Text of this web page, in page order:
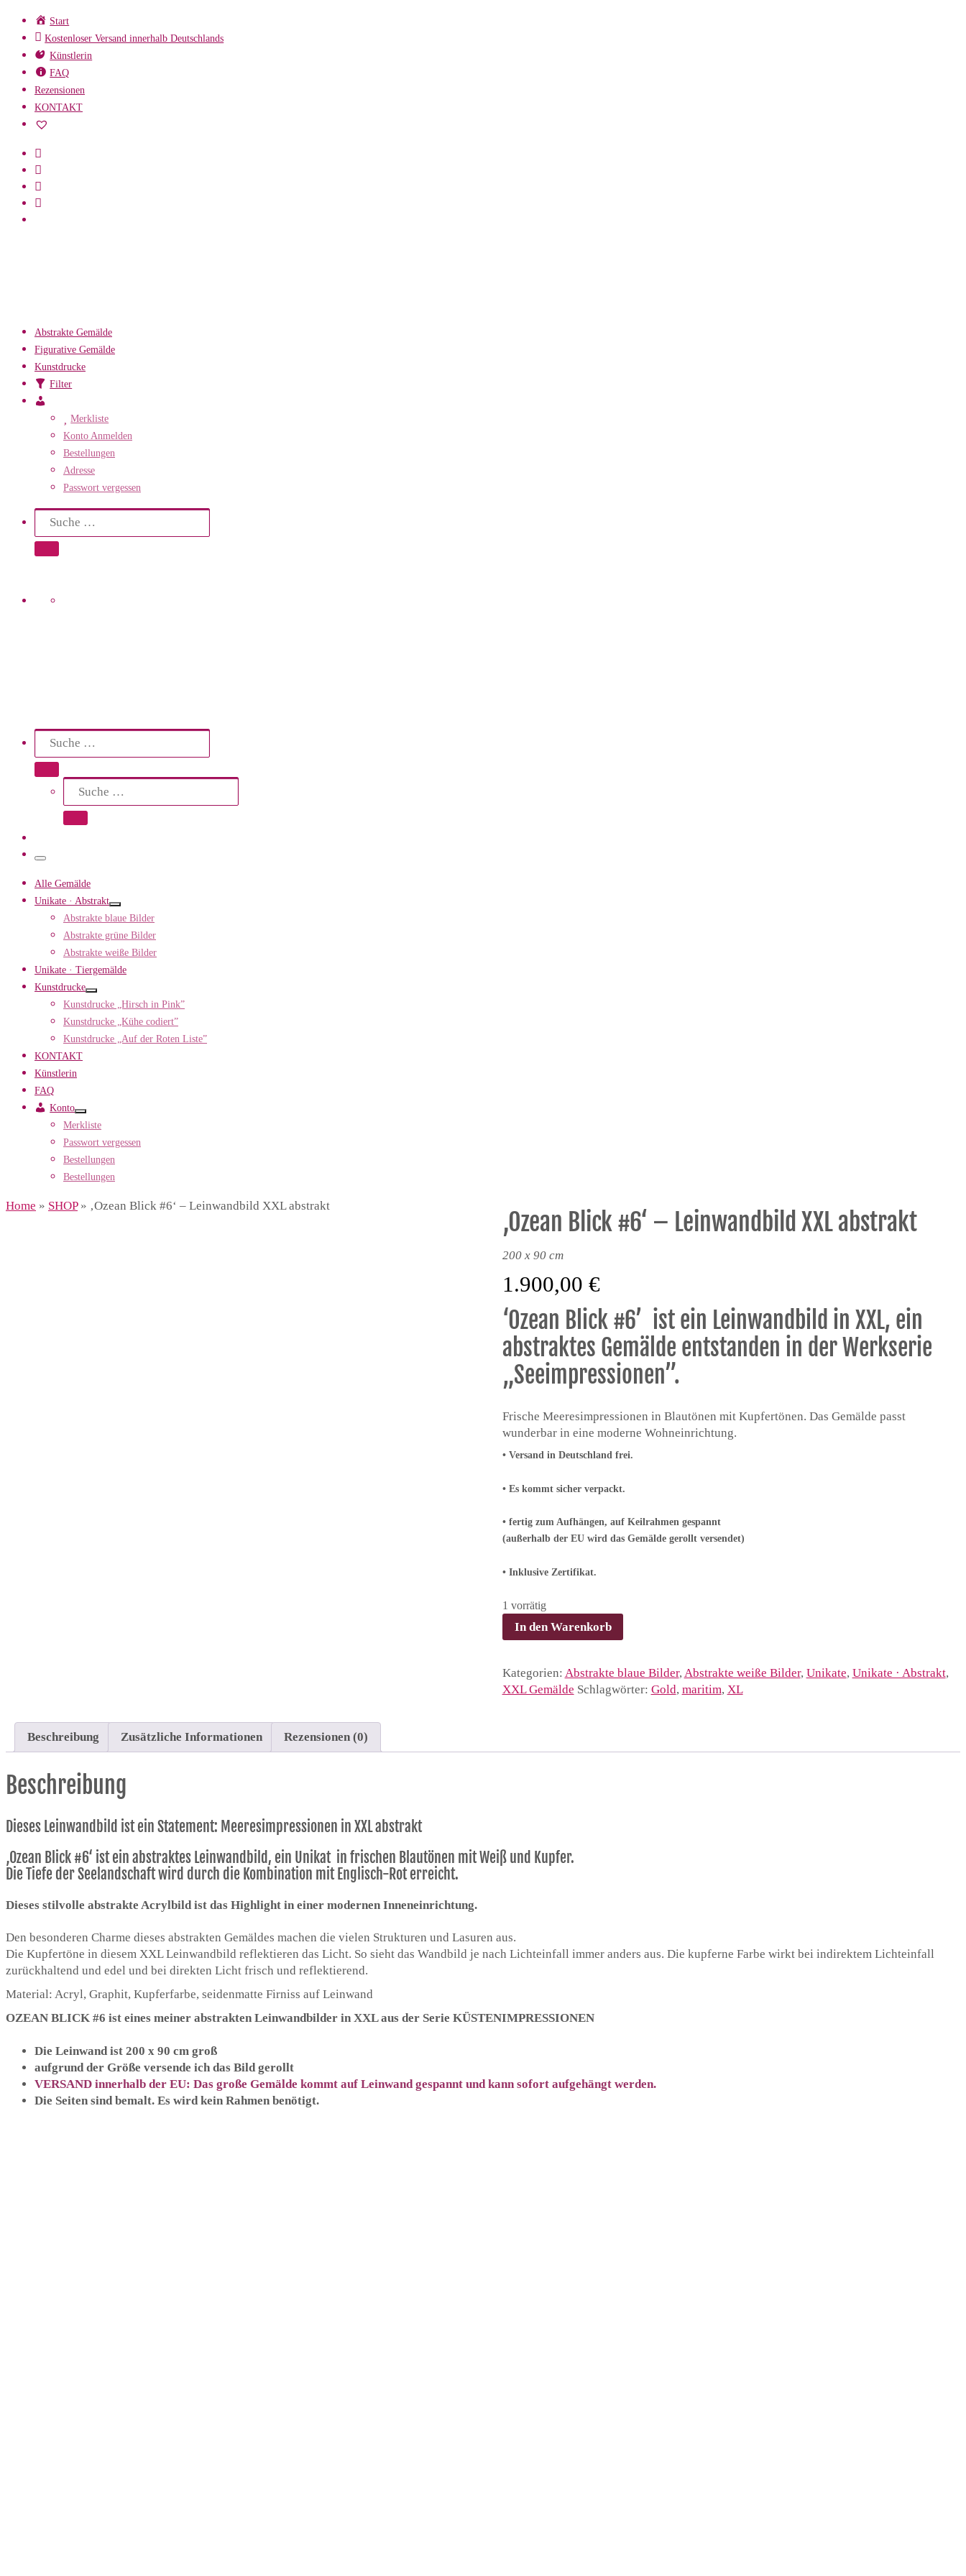
Zum
Inhalt
springen
Start
Kostenloser Versand innerhalb Deutschlands
Künstlerin
FAQ
Rezensionen
KONTAKT
Abstrakte Gemälde
Figurative Gemälde
Kunstdrucke
Filter
KontoMerkliste
Konto Anmelden
Bestellungen
Adresse
Passwort vergessen
Search
Suche
Suche …
Search
Suche
Suche …
Suche
Suche …
Menü
Alle Gemälde
Unikate · Abstrakt
Abstrakte blaue Bilder
Abstrakte grüne Bilder
Abstrakte weiße Bilder
Unikate · Tiergemälde
Kunstdrucke
Kunstdrucke „Hirsch in Pink”
Kunstdrucke „Kühe codiert”
Kunstdrucke „Auf der Roten Liste”
KONTAKT
Künstlerin
FAQ
Konto
Merkliste
Passwort vergessen
Bestellungen
Bestellungen
Home » SHOP» ‚Ozean Blick #6‘ – Leinwandbild XXL abstrakt
‚Ozean Blick #6‘ – Leinwandbild XXL abstrakt
200 x 90 cm
1.900,00 €
‘Ozean Blick #6’ ist ein Leinwandbild in XXL, ein
abstraktes Gemälde entstanden in der Werkserie
„Seeimpressionen”.
Frische Meeresimpressionen in Blautönen mit Kupfertönen. Das Gemälde passt
wunderbar in eine moderne Wohneinrichtung.
•Versand in Deutschland frei.
• Es kommt sicher verpackt.
• fertig zum Aufhängen, auf Keilrahmen gespannt
(außerhalb der EU wird das Gemälde gerollt versendet)
• Inklusive Zertifikat.
1 vorrätig
'Ozean
Blick
-
Leinwandbild
In den Warenkorb
Kategorien: Abstrakte blaue Bilder, Abstrakte weiße Bilder, Unikate, Unikate · Abstrakt,
XXL Gemälde Schlagwörter: Gold, maritim, XL
Beschreibung Zusätzliche Informationen Rezensionen (0)
Beschreibung
Dieses Leinwandbild ist ein Statement: Meeresimpressionen in XXL abstrakt
‚Ozean Blick #6‘ ist ein abstraktes Leinwandbild, ein Unikat in frischen Blautönen mit Weiß und Kupfer.
Die Tiefe der Seelandschaft wird durch die Kombination mit Englisch-Rot erreicht.
Dieses stilvolle abstrakte Acrylbild ist das Highlight in einer modernen Inneneinrichtung.
Den besonderen Charme dieses abstrakten Gemäldes machen die vielen Strukturen und Lasuren aus.
Die Kupfertöne in diesem XXL Leinwandbild reflektieren das Licht. So sieht das Wandbild je nach Lichteinfall immer anders aus. Die kupferne Farbe wirkt bei indirektem Lichteinfall
zurückhaltend und edel und bei direkten Licht frisch und reflektierend.
Material: Acryl, Graphit, Kupferfarbe, seidenmatte Firniss auf Leinwand
OZEAN BLICK #6 ist eines meiner abstrakten Leinwandbilder in XXL aus der Serie KÜSTENIMPRESSIONEN
Die Leinwand ist 200 x 90 cm groß
aufgrund der Größe versende ich das Bild gerollt
VERSAND innerhalb der EU: Das große Gemälde kommt auf Leinwand gespannt und kann sofort aufgehängt werden.
Die Seiten sind bemalt. Es wird kein Rahmen benötigt.